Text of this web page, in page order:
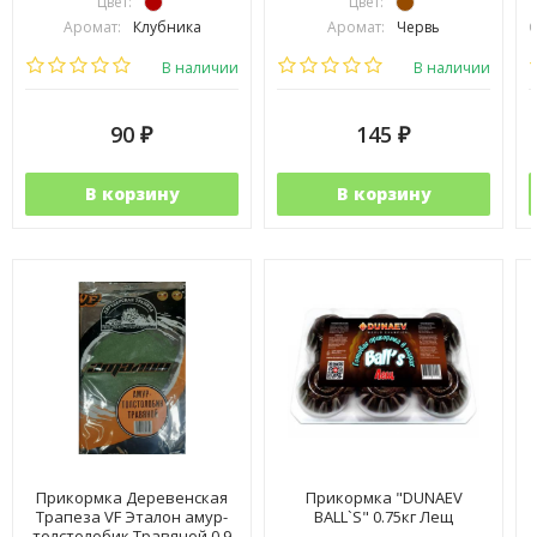
Аромат:
Клубника
Фракция:
В наличии
90 ₽
В корзину
Аромат:
Червь
Фракция:
В наличии
145 ₽
В корзину
Прикормка Деревенская
Трапеза VF Эталон амур-
Прикормка "DUNAEV
BALL`S" 0.75кг Лещ